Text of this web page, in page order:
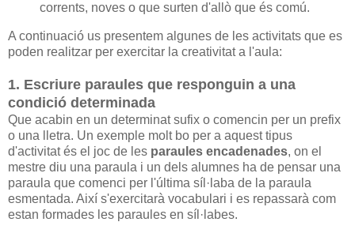
corrents, noves o que surten d'allò que és comú.
A continuació us presentem algunes de les activitats que es
poden realitzar per exercitar la creativitat a l'aula:
1. Escriure paraules que responguin a una
condició determinada
Que acabin en un determinat sufix o comencin per un prefix
o una lletra. Un exemple molt bo per a aquest tipus
d'activitat és el joc de les paraules encadenades, on el
mestre diu una paraula i un dels alumnes ha de pensar una
paraula que comenci per l'última síl·laba de la paraula
esmentada. Així s'exercitarà vocabulari i es repassarà com
estan formades les paraules en síl·labes.